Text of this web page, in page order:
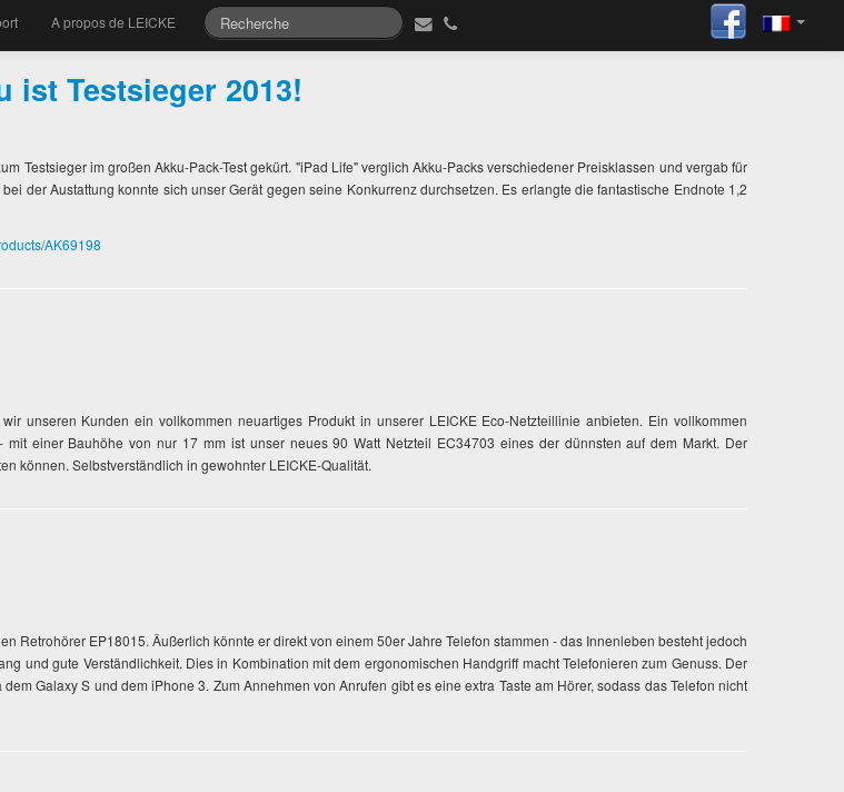
A propos de LEICKE
ist Testsieger 2013!
Testsieger im großen Akku-Pack-Test gekürt. "iPad Life" verglich Akku-Packs verschiedener Preisklassen und vergab für
der Austattung konnte sich unser Gerät gegen seine Konkurrenz durchsetzen. Es erlangte die fantastische Endnote 1,2
AK69198
unseren Kunden ein vollkommen neuartiges Produkt in unserer LEICKE Eco-Netzteillinie anbieten. Ein vollkommen
einer Bauhöhe von nur 17 mm ist unser neues 90 Watt Netzteil EC34703 eines der dünnsten auf dem Markt. Der
können. Selbstverständlich in gewohnter LEICKE-Qualität.
Retrohörer EP18015. Äußerlich könnte er direkt von einem 50er Jahre Telefon stammen - das Innenleben besteht jedoch
und gute Verständlichkeit. Dies in Kombination mit dem ergonomischen Handgriff macht Telefonieren zum Genuss. Der
Galaxy S und dem iPhone 3. Zum Annehmen von Anrufen gibt es eine extra Taste am Hörer, sodass das Telefon nicht